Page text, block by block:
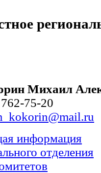
Михаил
75-20
информация
отделения